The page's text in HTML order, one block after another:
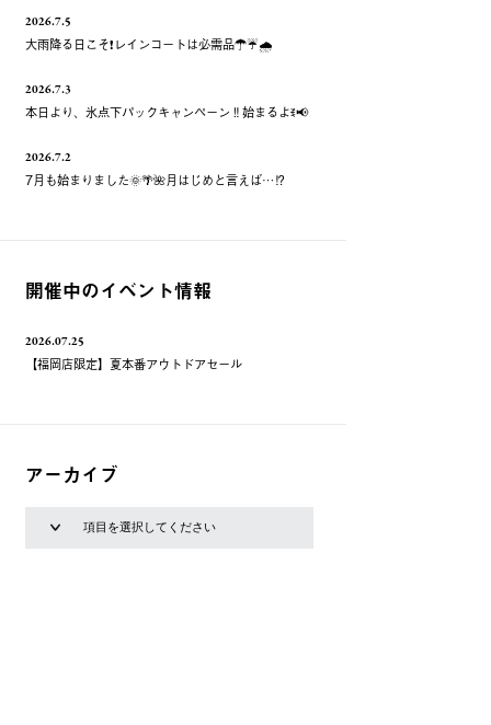
2026.7.5
大雨降る日こそ❗️レインコートは必需品☂️☔️🌧
2026.7.3
本日より、氷点下パックキャンペーン‼️始まるよꉂ📢
2026.7.2
7月も始まりました🌞🌴🌺月はじめと言えば…⁉️
開催中のイベント情報
2026.07.25
【福岡店限定】夏本番アウトドアセール
アーカイブ